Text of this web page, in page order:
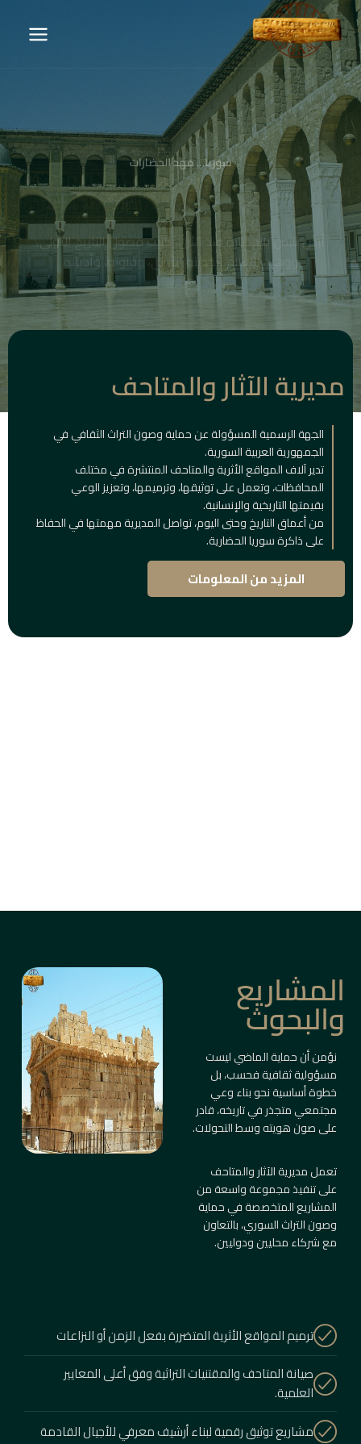
سوريا… مهد الحضارات
أرضٌ تنبض بالحضارة منذ الأزل، كتبت فصول التاريخ الأولى،
ووهبت العالم أبجديته الأولى، وفنونه، وأديانه
مديرية الآثار والمتاحف
الجهة الرسمية المسؤولة عن حماية وصون التراث الثقافي في
الجمهورية العربية السورية.
تدير آلاف المواقع الأثرية والمتاحف المنتشرة في مختلف
المحافظات، وتعمل على توثيقها، وترميمها، وتعزيز الوعي
بقيمتها التاريخية والإنسانية.
من أعماق التاريخ وحتى اليوم، تواصل المديرية مهمتها في الحفاظ
على ذاكرة سوريا الحضارية.
المزيد من المعلومات
المشاريع
والبحوث
نؤمن أن حماية الماضي ليست
مسؤولية ثقافية فحسب، بل
خطوة أساسية نحو بناء وعي
مجتمعي متجذر في تاريخه، قادر
على صون هويته وسط التحولات.
تعمل مديرية الآثار والمتاحف
على تنفيذ مجموعة واسعة من
المشاريع المتخصصة في حماية
وصون التراث السوري، بالتعاون
مع شركاء محليين ودوليين.
ترميم المواقع الأثرية المتضررة بفعل الزمن أو النزاعات
صيانة المتاحف والمقتنيات التراثية وفق أعلى المعايير
العلمية.
مشاريع توثيق رقمية لبناء أرشيف معرفي للأجيال القادمة